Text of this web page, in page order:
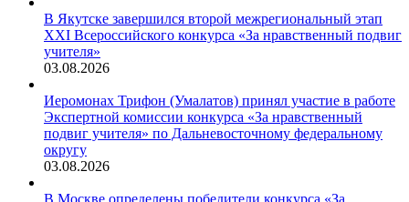
В Якутске завершился второй межрегиональный этап
XXI Всероссийского конкурса «За нравственный подвиг
учителя»
03.08.2026
Иеромонах Трифон (Умалатов) принял участие в работе
Экспертной комиссии конкурса «За нравственный
подвиг учителя» по Дальневосточному федеральному
округу
03.08.2026